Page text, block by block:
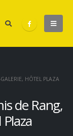
HÔTEL PLAZA
de Rang,